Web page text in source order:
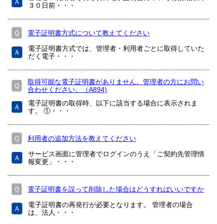
３０日前・・・
Ｑ 電子証明書方式について教えてください
Ａ
電子証明書方式では、管理者・利用者ごとに取得していた
だく電子・・・
Ｑ
取得可能な電子証明書がありません。管理者の方にお問い
合わせください。（A894)
Ａ
電子証明書の取得時、以下に該当する場合に表示されま
す。 ①・・・
Ｑ 利用者の追加方法を教えてください
Ａ
サービス画面に管理者でログインのうえ「ご契約先管理情
報変更」・・・
Ｑ 電子証明書を誤って削除した場合はどうすればいいですか
Ａ
電子証明書の再発行が必要となります。 管理者の場合
は、法人・・・